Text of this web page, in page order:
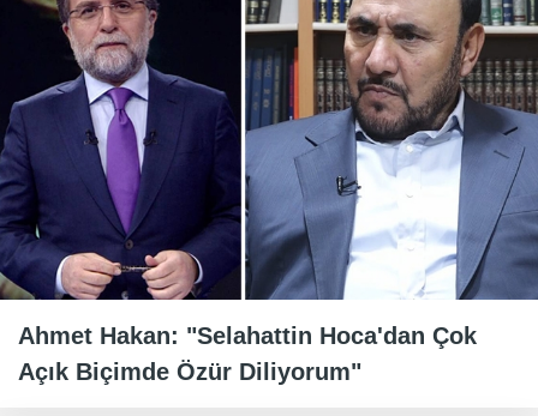
Ahmet Hakan: "Selahattin Hoca'dan Çok
Açık Biçimde Özür Diliyorum"